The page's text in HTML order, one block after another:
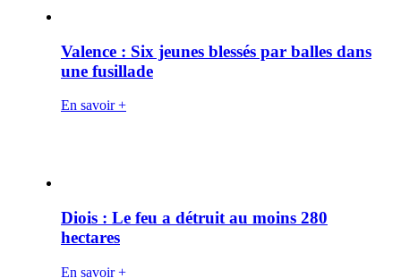
Valence : Six jeunes blessés par balles dans
une fusillade
En savoir +
Diois : Le feu a détruit au moins 280
hectares
En savoir +